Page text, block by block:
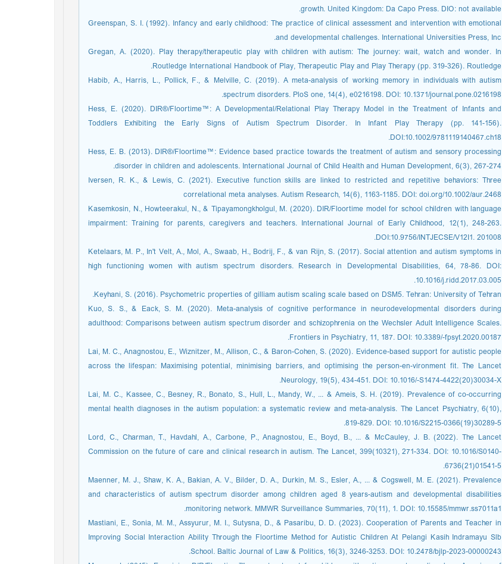
growth. United Kingdom: Da Capo Press. DIO: not available.
Greenspan, S. I. (1992). Infancy and early childhood: The practice of clinical assessment and intervention with emotional
and developmental challenges. International Universities Press, Inc.
Gregan, A. (2020). Play therapy/therapeutic play with children with autism: The journey: wait, watch and wonder. In
Routledge International Handbook of Play, Therapeutic Play and Play Therapy (pp. 319-326). Routledge.
Habib, A., Harris, L., Pollick, F., & Melville, C. (2019). A meta-analysis of working memory in individuals with autism
spectrum disorders. PloS one, 14(4), e0216198. DOI: 10.1371/journal.pone.0216198.
Hess, E. (2020). DIR®/Floortime™: A Developmental/Relational Play Therapy Model in the Treatment of Infants and
Toddlers Exhibiting the Early Signs of Autism Spectrum Disorder. In Infant Play Therapy (pp. 141-156).
DOI:10.1002/9781119140467.ch18.
Hess, E. B. (2013). DIR®/Floortime™: Evidence based practice towards the treatment of autism and sensory processing
disorder in children and adolescents. International Journal of Child Health and Human Development, 6(3), 267-274.
Iversen, R. K., & Lewis, C. (2021). Executive function skills are linked to restricted and repetitive behaviors: Three
correlational meta analyses. Autism Research, 14(6), 1163-1185. DOI: doi.org/10.1002/aur.2468
Kasemkosin, N., Howteerakul, N., & Tipayamongkholgul, M. (2020). DIR/Floortime model for school children with language
impairment: Training for parents, caregivers and teachers. International Journal of Early Childhood, 12(1), 248-263.
DOI:10.9756/INTJECSE/V12I1. 201008.
Ketelaars, M. P., In't Velt, A., Mol, A., Swaab, H., Bodrij, F., & van Rijn, S. (2017). Social attention and autism symptoms in
high functioning women with autism spectrum disorders. Research in Developmental Disabilities, 64, 78-86. DOI:
10.1016/j.ridd.2017.03.005.
Keyhani, S. (2016). Psychometric properties of gilliam autism scaling scale based on DSM5. Tehran: University of Tehran.
Kuo, S. S., & Eack, S. M. (2020). Meta-analysis of cognitive performance in neurodevelopmental disorders during
adulthood: Comparisons between autism spectrum disorder and schizophrenia on the Wechsler Adult Intelligence Scales.
Frontiers in Psychiatry, 11, 187. DOI: 10.3389/-fpsyt.2020.00187.
Lai, M. C., Anagnostou, E., Wiznitzer, M., Allison, C., & Baron-Cohen, S. (2020). Evidence-based support for autistic people
across the lifespan: Maximising potential, minimising barriers, and optimising the person-en-vironment fit. The Lancet
Neurology, 19(5), 434-451. DOI: 10.1016/-S1474-4422(20)30034-X.
Lai, M. C., Kassee, C., Besney, R., Bonato, S., Hull, L., Mandy, W., ... & Ameis, S. H. (2019). Prevalence of co-occurring
mental health diagnoses in the autism population: a systematic review and meta-analysis. The Lancet Psychiatry, 6(10),
819-829. DOI: 10.1016/S2215-0366(19)30289-5.
Lord, C., Charman, T., Havdahl, A., Carbone, P., Anagnostou, E., Boyd, B., ... & McCauley, J. B. (2022). The Lancet
Commission on the future of care and clinical research in autism. The Lancet, 399(10321), 271-334. DOI: 10.1016/S0140-
6736(21)01541-5.
Maenner, M. J., Shaw, K. A., Bakian, A. V., Bilder, D. A., Durkin, M. S., Esler, A., ... & Cogswell, M. E. (2021). Prevalence
and characteristics of autism spectrum disorder among children aged 8 years-autism and developmental disabilities
monitoring network. MMWR Surveillance Summaries, 70(11), 1. DOI: 10.15585/mmwr.ss7011a1.
Mastiani, E., Sonia, M. M., Assyurur, M. I., Sutysna, D., & Pasaribu, D. D. (2023). Cooperation of Parents and Teacher in
Improving Social Interaction Ability Through the Floortime Method for Autistic Children At Pelangi Kasih Indramayu Slb
School. Baltic Journal of Law & Politics, 16(3), 3246-3253. DOI: 10.2478/bjlp-2023-00000243.